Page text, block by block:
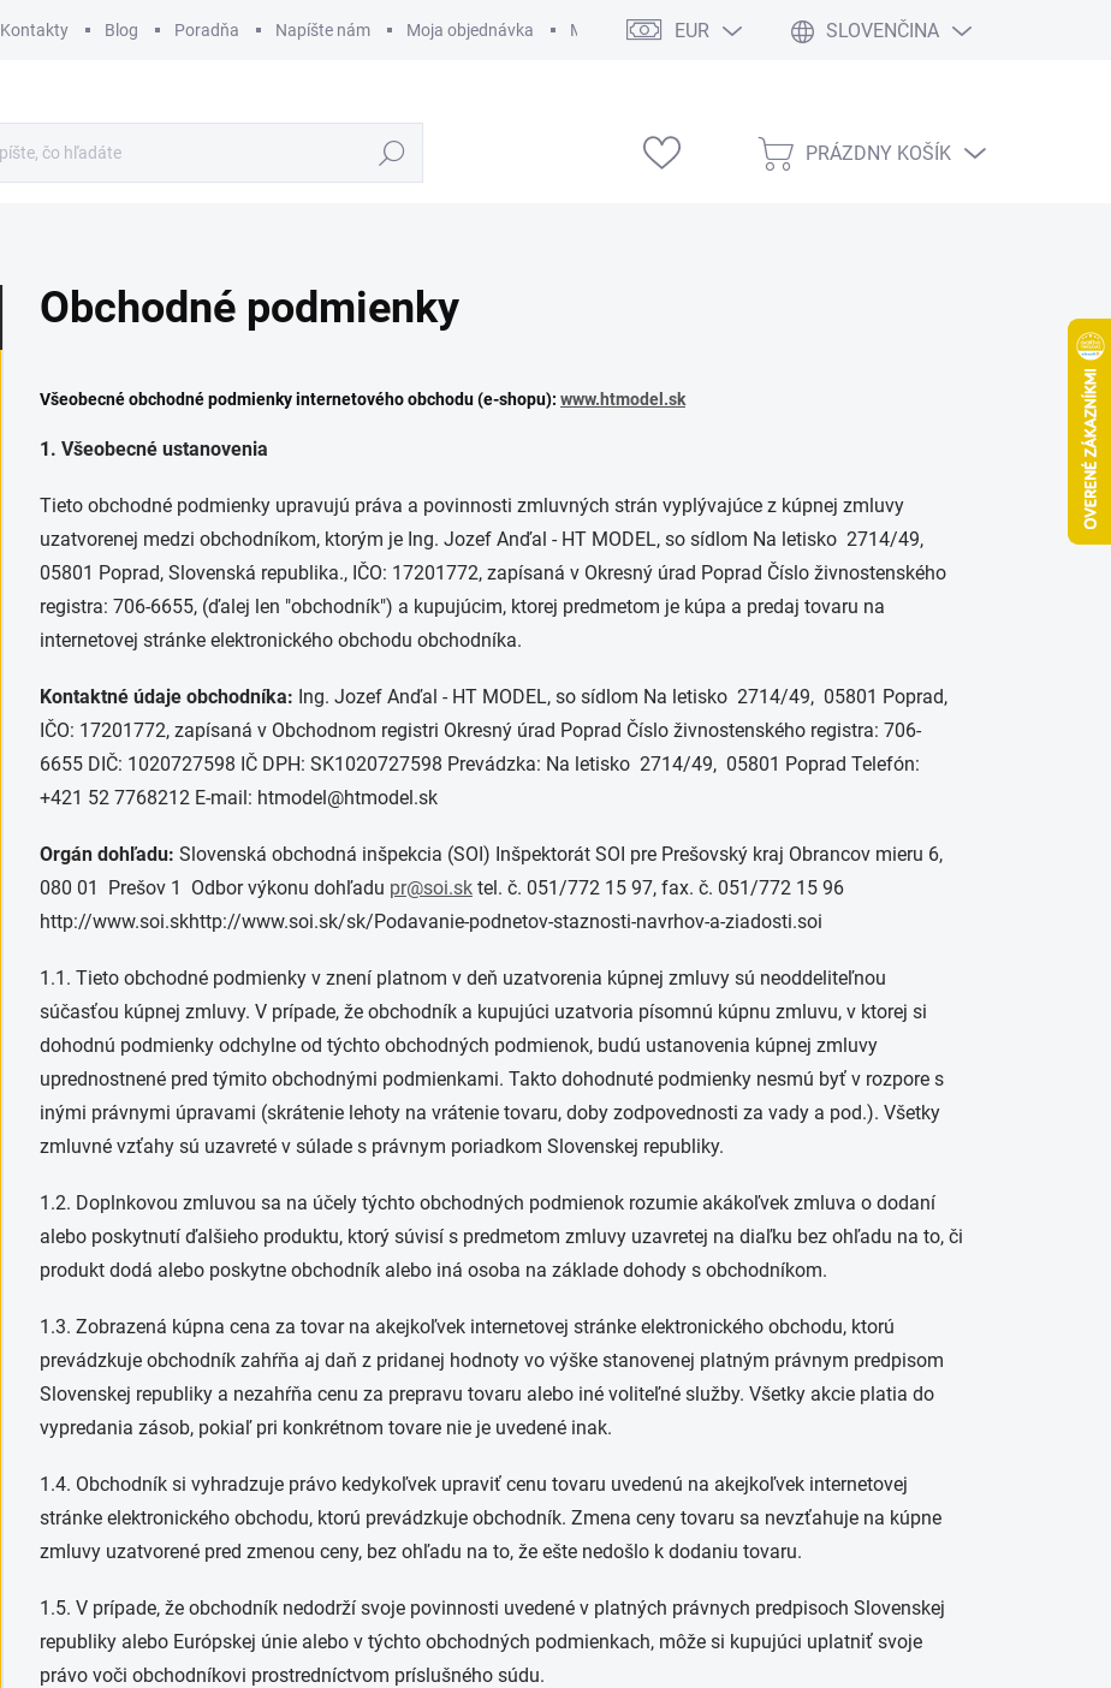
Kontakty Blog Poradňa Napíšte nám Moja objednávka Modelárske výstavy
EUR SLOVENČINA
Hľadať
NÁKUPNÝ
PRÁZDNY KOŠÍK
Obchodné podmienky
Všeobecné obchodné podmienky internetového obchodu (e-shopu): www.htmodel.sk
1. Všeobecné ustanovenia
Tieto obchodné podmienky upravujú práva a povinnosti zmluvných strán vyplývajúce z kúpnej zmluvy
uzatvorenej medzi obchodníkom, ktorým je Ing. Jozef Anďal - HT MODEL, so sídlom Na letisko 2714/49,
05801 Poprad, Slovenská republika., IČO: 17201772, zapísaná v Okresný úrad Poprad Číslo živnostenského
registra: 706-6655, (ďalej len "obchodník") a kupujúcim, ktorej predmetom je kúpa a predaj tovaru na
internetovej stránke elektronického obchodu obchodníka.
Kontaktné údaje obchodníka: Ing. Jozef Anďal - HT MODEL, so sídlom Na letisko 2714/49, 05801 Poprad,
IČO: 17201772, zapísaná v Obchodnom registri Okresný úrad Poprad Číslo živnostenského registra: 706-
6655 DIČ: 1020727598 IČ DPH: SK1020727598 Prevádzka: Na letisko 2714/49, 05801 Poprad Telefón:
+421 52 7768212 E-mail: htmodel@htmodel.sk
Orgán dohľadu: Slovenská obchodná inšpekcia (SOI) Inšpektorát SOI pre Prešovský kraj Obrancov mieru 6,
080 01 Prešov 1 Odbor výkonu dohľadu pr@soi.sk tel. č. 051/772 15 97, fax. č. 051/772 15 96
http://www.soi.skhttp://www.soi.sk/sk/Podavanie-podnetov-staznosti-navrhov-a-ziadosti.soi
1.1. Tieto obchodné podmienky v znení platnom v deň uzatvorenia kúpnej zmluvy sú neoddeliteľnou
súčasťou kúpnej zmluvy. V prípade, že obchodník a kupujúci uzatvoria písomnú kúpnu zmluvu, v ktorej si
dohodnú podmienky odchylne od týchto obchodných podmienok, budú ustanovenia kúpnej zmluvy
uprednostnené pred týmito obchodnými podmienkami. Takto dohodnuté podmienky nesmú byť v rozpore s
inými právnymi úpravami (skrátenie lehoty na vrátenie tovaru, doby zodpovednosti za vady a pod.). Všetky
zmluvné vzťahy sú uzavreté v súlade s právnym poriadkom Slovenskej republiky.
1.2. Doplnkovou zmluvou sa na účely týchto obchodných podmienok rozumie akákoľvek zmluva o dodaní
alebo poskytnutí ďalšieho produktu, ktorý súvisí s predmetom zmluvy uzavretej na diaľku bez ohľadu na to, či
produkt dodá alebo poskytne obchodník alebo iná osoba na základe dohody s obchodníkom.
1.3. Zobrazená kúpna cena za tovar na akejkoľvek internetovej stránke elektronického obchodu, ktorú
prevádzkuje obchodník zahŕňa aj daň z pridanej hodnoty vo výške stanovenej platným právnym predpisom
Slovenskej republiky a nezahŕňa cenu za prepravu tovaru alebo iné voliteľné služby. Všetky akcie platia do
vypredania zásob, pokiaľ pri konkrétnom tovare nie je uvedené inak.
1.4. Obchodník si vyhradzuje právo kedykoľvek upraviť cenu tovaru uvedenú na akejkoľvek internetovej
stránke elektronického obchodu, ktorú prevádzkuje obchodník. Zmena ceny tovaru sa nevzťahuje na kúpne
zmluvy uzatvorené pred zmenou ceny, bez ohľadu na to, že ešte nedošlo k dodaniu tovaru.
1.5. V prípade, že obchodník nedodrží svoje povinnosti uvedené v platných právnych predpisoch Slovenskej
republiky alebo Európskej únie alebo v týchto obchodných podmienkach, môže si kupujúci uplatniť svoje
právo voči obchodníkovi prostredníctvom príslušného súdu.